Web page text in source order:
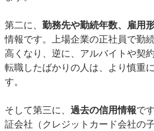
第二に、 勤務先や勤続年数、雇用
情報です。上場企業の正社員で勤
高くなり、逆に、アルバイトや契
転職したばかりの人は、より慎重
す。
そして第三に、 過去の信用情報で
証会社（クレジットカード会社の